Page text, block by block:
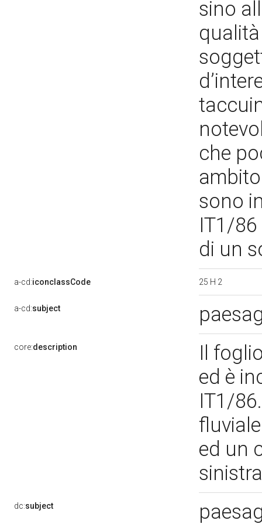
sino
che
sono
IT1/
di un
a-cd:iconclassCode 25 H 2
a-cd:subject
core:description
Il
ed è
IT1/
ed un
dc:subject